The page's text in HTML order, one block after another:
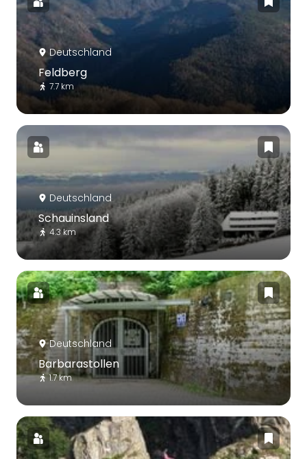
Deutschland
Feldberg
7.7 km
Deutschland
Schauinsland
4.3 km
Deutschland
Barbarastollen
1.7 km